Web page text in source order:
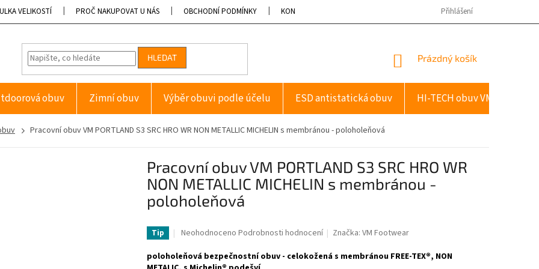
VELIKOSTÍ PROČ NAKUPOVAT U NÁS OBCHODNÍ PODMÍNKY KONTAKTY Přihlášení
HLEDAT
NÁKUPNÍ
Prázdný košík
obuv Zimní obuv Výběr obuvi podle účelu ESD antistatická obuv HI-TECH obuv VM
Pracovní obuv VM PORTLAND S3 SRC HRO WR NON METALLIC MICHELIN s membránou - poloholeňová
Tip
Průměrné
produktu
je
Neohodnoceno Podrobnosti hodnocení Značka:VM Footwear
Pracovní obuv VM PORTLAND S3 SRC HRO WR
NON METALLIC MICHELIN s membránou -
poloholeňová
poloholeňová bezpečnostní obuv - celokožená s membránou FREE-TEX®, NON